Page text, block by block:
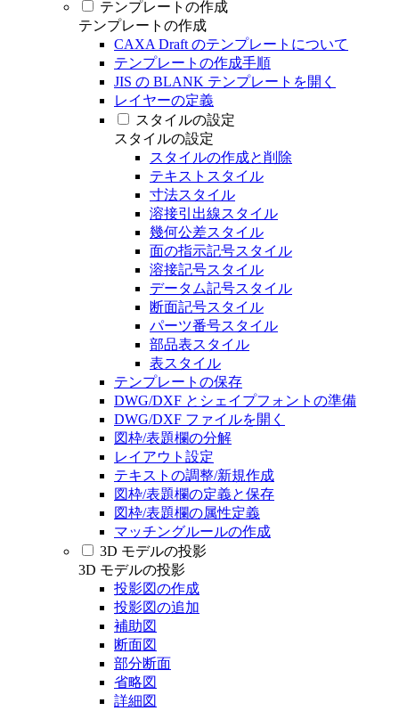
テンプレートの作成
テンプレートの作成
CAXA Draft のテンプレートについて
テンプレートの作成手順
JIS の BLANK テンプレートを開く
レイヤーの定義
スタイルの設定
スタイルの設定
スタイルの作成と削除
テキストスタイル
寸法スタイル
溶接引出線スタイル
幾何公差スタイル
面の指示記号スタイル
溶接記号スタイル
データム記号スタイル
断面記号スタイル
パーツ番号スタイル
部品表スタイル
表スタイル
テンプレートの保存
DWG/DXF とシェイプフォントの準備
DWG/DXF ファイルを開く
図枠/表題欄の分解
レイアウト設定
テキストの調整/新規作成
図枠/表題欄の定義と保存
図枠/表題欄の属性定義
マッチングルールの作成
3D モデルの投影
3D モデルの投影
投影図の作成
投影図の追加
補助図
断面図
部分断面
省略図
詳細図